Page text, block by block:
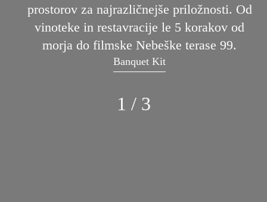
prostorov za najrazličnejše priložnosti. Od
vinoteke in restavracije le 5 korakov od
morja do filmske Nebeške terase 99.
Banquet Kit
1 / 3